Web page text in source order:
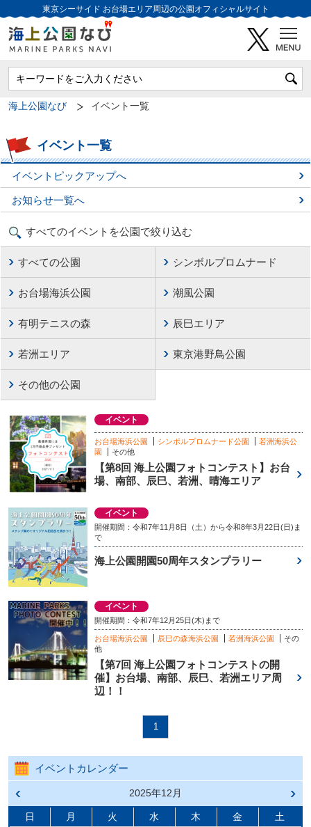
東京シーサイド お台場エリア周辺の公園オフィシャルサイト
海上公園なび イベント一覧
イベント一覧
イベントピックアップへ
お知らせ一覧へ
すべてのイベントを公園で絞り込む
すべての公園 シンボルプロムナード
お台場海浜公園 潮風公園
有明テニスの森 辰巳エリア
若洲エリア 東京港野鳥公園
その他の公園
イベント
お台場海浜公園 シンボルプロムナード公園
若洲海浜公
園
その他
【第8回 海上公園フォトコンテスト】お台
場、南部、辰巳、若洲、晴海エリア
イベント
開催期間：令和7年11月8日（土）から令和8年3月22日(日)ま
で
海上公園開園50周年スタンプラリー
イベント
開催期間：令和7年12月25日(木)まで
お台場海浜公園 辰巳の森海浜公園 若洲海浜公園
その
他
【第7回 海上公園フォトコンテストの開
催】お台場、南部、辰巳、若洲エリア周
辺！！
1
イベントカレンダー
前の
戻る
2025年12月
次の
進む
日 月 火 水 木 金
土